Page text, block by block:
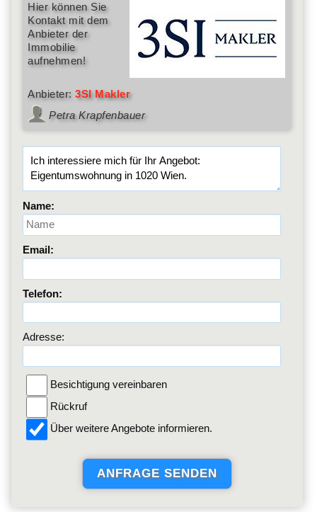
Hier können Sie
Kontakt mit dem
Anbieter der
Immobilie
aufnehmen!
Anbieter:3SI Makler
Petra Krapfenbauer
Name:
Email:
Telefon:
Adresse:
Besichtigung vereinbaren
Rückruf
Über weitere Angebote informieren.